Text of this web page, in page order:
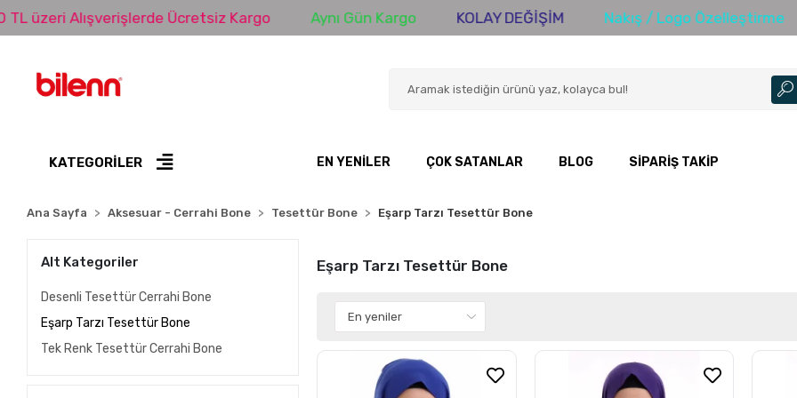
Alışverişlerde Ücretsiz Kargo Aynı Gün Kargo KOLAY DEĞİŞİM Nakış / Logo Özelleştirme
KATEGORİLER EN YENILER ÇOK SATANLAR BLOG SIPARIŞ TAKIP
Ana Sayfa Aksesuar - Cerrahi Bone Tesettür Bone Eşarp Tarzı Tesettür Bone
Alt Kategoriler
Desenli Tesettür Cerrahi Bone
Eşarp Tarzı Tesettür Bone
Tek Renk Tesettür Cerrahi Bone
Eşarp Tarzı Tesettür Bone